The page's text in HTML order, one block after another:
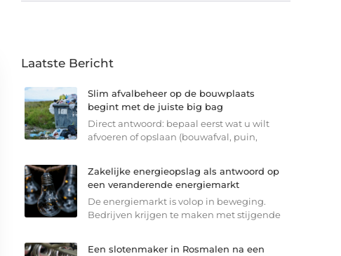
Laatste Bericht
Slim afvalbeheer op de bouwplaats
begint met de juiste big bag
Direct antwoord: bepaal eerst wat u wilt
afvoeren of opslaan (bouwafval, puin,
Zakelijke energieopslag als antwoord op
een veranderende energiemarkt
De energiemarkt is volop in beweging.
Bedrijven krijgen te maken met stijgende
Een slotenmaker in Rosmalen na een